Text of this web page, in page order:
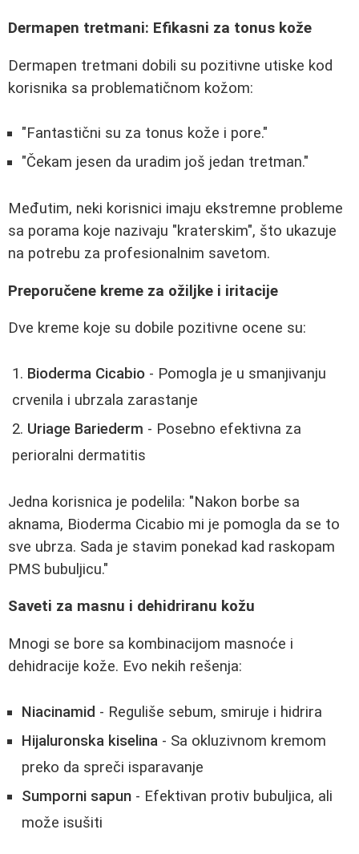
Dermapen tretmani: Efikasni za tonus kože
Dermapen tretmani dobili su pozitivne utiske kod
korisnika sa problematičnom kožom:
"Fantastični su za tonus kože i pore."
"Čekam jesen da uradim još jedan tretman."
Međutim, neki korisnici imaju ekstremne probleme
sa porama koje nazivaju "kraterskim", što ukazuje
na potrebu za profesionalnim savetom.
Preporučene kreme za ožiljke i iritacije
Dve kreme koje su dobile pozitivne ocene su:
Bioderma Cicabio - Pomogla je u smanjivanju
crvenila i ubrzala zarastanje
Uriage Bariederm - Posebno efektivna za
perioralni dermatitis
Jedna korisnica je podelila: "Nakon borbe sa
aknama, Bioderma Cicabio mi je pomogla da se to
sve ubrza. Sada je stavim ponekad kad raskopam
PMS bubuljicu."
Saveti za masnu i dehidriranu kožu
Mnogi se bore sa kombinacijom masnoće i
dehidracije kože. Evo nekih rešenja:
Niacinamid - Reguliše sebum, smiruje i hidrira
Hijaluronska kiselina - Sa okluzivnom kremom
preko da spreči isparavanje
Sumporni sapun - Efektivan protiv bubuljica, ali
može isušiti